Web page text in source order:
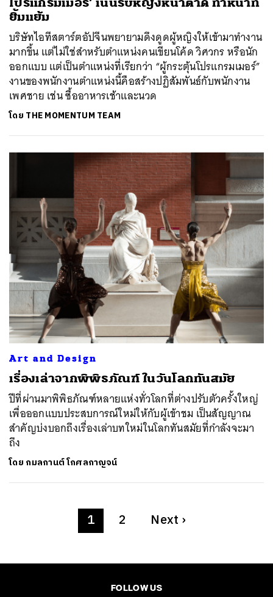
ยิ้มแย้ม
บริษัทไอทีสตาร์ตอัปจีนพยายามดึงดูดผู้หญิงให้เข้ามาทำงาน
มากขึ้น แต่ไม่ใช่สำหรับตำแหน่งคนเขียนโค้ด วิศวกร หรือนัก
ออกแบบ แต่เป็นตำแหน่งที่เรียกว่า “ผู้กระตุ้นโปรแกรมเมอร์”
งานของพนักงานตำแหน่งนี้คือสร้างปฏิสัมพันธ์กับพนักงาน
เพศชาย เช่น ซื้ออาหารเช้าและนวด
โดย THE MOMENTUM TEAM
Art and Design
เรื่องเล่าจากพิพิธภัณฑ์ ในวันโลกทันสมัย
ปีที่ผ่านมาพิพิธภัณฑ์หลายแห่งทั่วโลกที่ต่างปรับตัวครั้งใหญ่
เพื่อออกแบบประสบการณ์ใหม่ให้กับผู้เข้าชม เป็นสัญญาณ
สำคัญบ่งบอกถึงเรื่องเล่าบทใหม่ในโลกทันสมัยที่กำลังจะมา
ถึง
โดย กมลกานต์ โกศลกาญจน์
1 2 Next ›
FOLLOW US